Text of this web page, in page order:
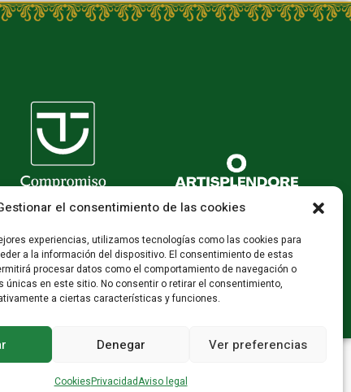
el consentimiento de las cookies
experiencias, utilizamos tecnologías como las cookies para
a la información del dispositivo. El consentimiento de estas
procesar datos como el comportamiento de navegación o
únicas en este sitio. No consentir o retirar el consentimiento,
a ciertas características y funciones.
Denegar Ver preferencias
CookiesPrivacidadAviso legal